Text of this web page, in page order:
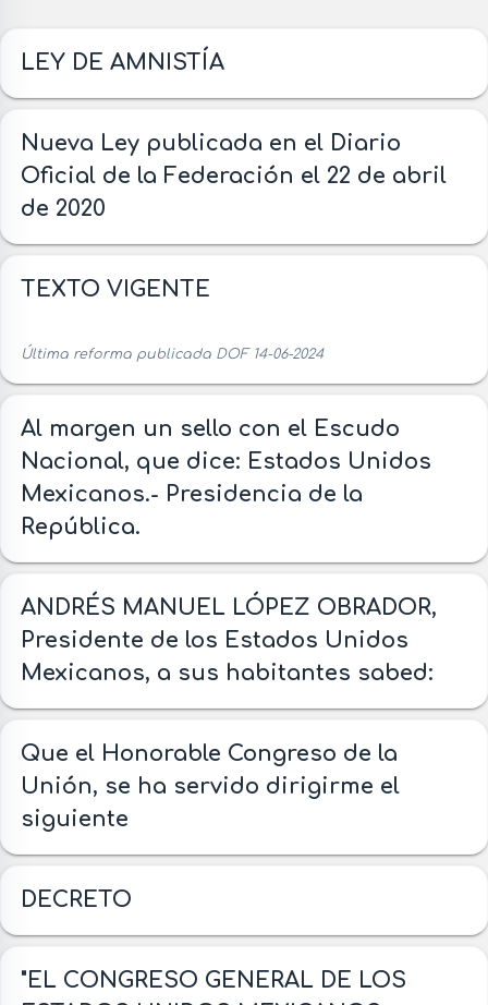
LEY DE AMNISTÍA
Nueva Ley publicada en el Diario
Oficial de la Federación el 22 de abril
de 2020
TEXTO VIGENTE
Última reforma publicada DOF 14-06-2024
Al margen un sello con el Escudo
Nacional, que dice: Estados Unidos
Mexicanos.- Presidencia de la
República.
ANDRÉS MANUEL LÓPEZ OBRADOR,
Presidente de los Estados Unidos
Mexicanos, a sus habitantes sabed:
Que el Honorable Congreso de la
Unión, se ha servido dirigirme el
siguiente
DECRETO
"EL CONGRESO GENERAL DE LOS